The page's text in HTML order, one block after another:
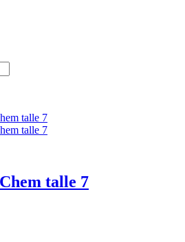
talle 7